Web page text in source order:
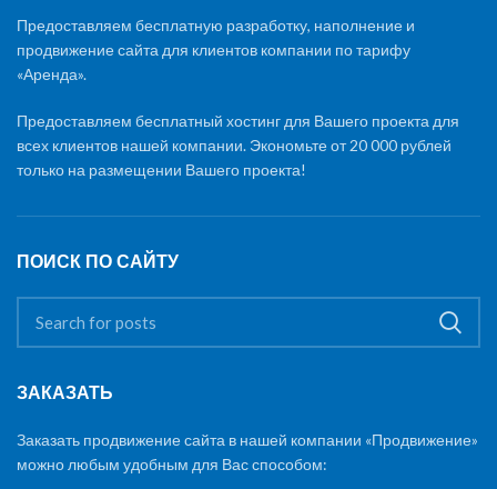
Предоставляем бесплатную разработку, наполнение и
продвижение сайта для клиентов компании по тарифу
«Аренда».
Предоставляем бесплатный хостинг для Вашего проекта для
всех клиентов нашей компании. Экономьте от 20 000 рублей
только на размещении Вашего проекта!
ПОИСК ПО САЙТУ
ЗАКАЗАТЬ
Заказать продвижение сайта в нашей компании «Продвижение»
можно любым удобным для Вас способом: